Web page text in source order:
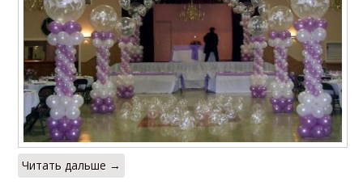
Читать дальше →